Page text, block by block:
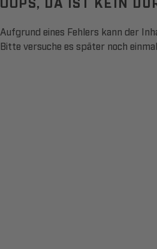
Aufgrund eines Fehlers kann der
Bitte versuche es später noch einmal.